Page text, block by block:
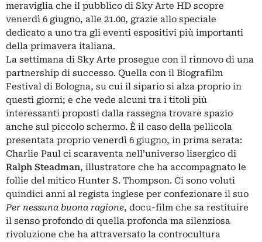
meraviglia che il pubblico di Sky Arte HD scopre
venerdì 6 giugno, alle 21.00, grazie allo speciale
dedicato a uno tra gli eventi espositivi più importanti
della primavera italiana.
La settimana di Sky Arte prosegue con il rinnovo di una
partnership di successo. Quella con il Biografilm
Festival di Bologna, su cui il sipario si alza proprio in
questi giorni; e che vede alcuni tra i titoli più
interessanti proposti dalla rassegna trovare spazio
anche sul piccolo schermo. È il caso della pellicola
presentata proprio venerdì 6 giugno, in prima serata:
Charlie Paul ci scaraventa nell’universo lisergico di
Ralph Steadman, illustratore che ha accompagnato le
follie del mitico Hunter S. Thompson. Ci sono voluti
quindici anni al regista inglese per confezionare il suo
Per nessuna buona ragione, docu-film che sa restituire
il senso profondo di quella profonda ma silenziosa
rivoluzione che ha attraversato la controcultura